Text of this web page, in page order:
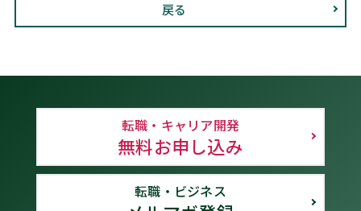
戻る
転職・キャリア開発
無料お申し込み
転職・ビジネス